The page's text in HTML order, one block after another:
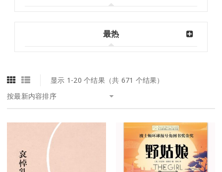
最热
显示 1-20 个结果（共 671 个结果）
按最新内容排序